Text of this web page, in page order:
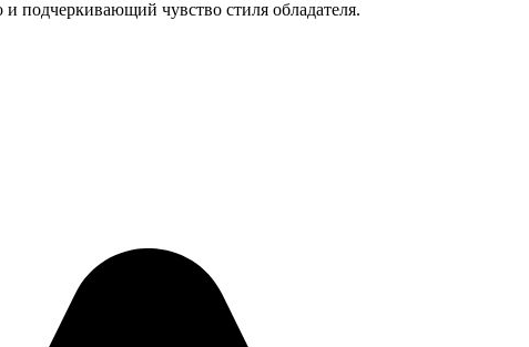
подчеркивающий чувство стиля обладателя.